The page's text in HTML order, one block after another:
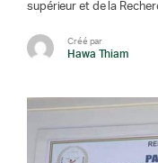
supérieur et de la
Créé par
Hawa Thiam